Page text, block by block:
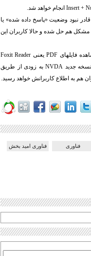
Insert + انجام خواهد شد.
نبود وضعیت «پاسخ داده شده» یا
هم حل شده و حالا کاربران این
فایلهای PDFیعنی Foxit Reader
جدید NVDAبه زودی از طریق
هم به اطلاع کاربرانش خواهد رسید.
فناوری فناوری امید بخش